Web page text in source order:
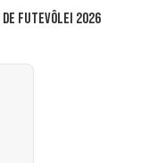
de Futevôlei 2026